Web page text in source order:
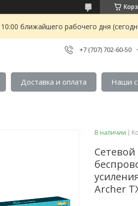
ближайшего рабочего дня
+7 (707) 702-60-50
Доставка и оплата Наши
В наличии
Archer